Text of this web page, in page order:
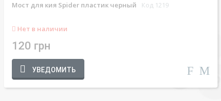
Мост для кия Spider пластик черный Код 1219
Нет в наличии
120 грн
УВЕДОМИТЬ